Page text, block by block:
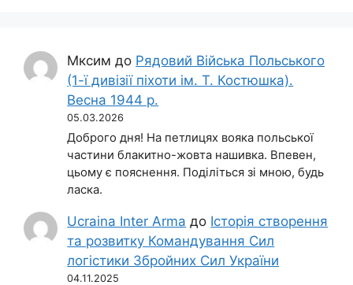
Мксим до Рядовий Війська Польського
(1-ї дивізії піхоти ім. Т. Костюшка).
Весна 1944 р.
05.03.2026
Доброго дня! На петлицях вояка польської
частини блакитно-жовта нашивка. Впевен,
цьому є пояснення. Поділіться зі мною, будь
ласка.
Ucraina Inter Arma до Історія створення
та розвитку Командування Сил
логістики Збройних Сил України
04.11.2025